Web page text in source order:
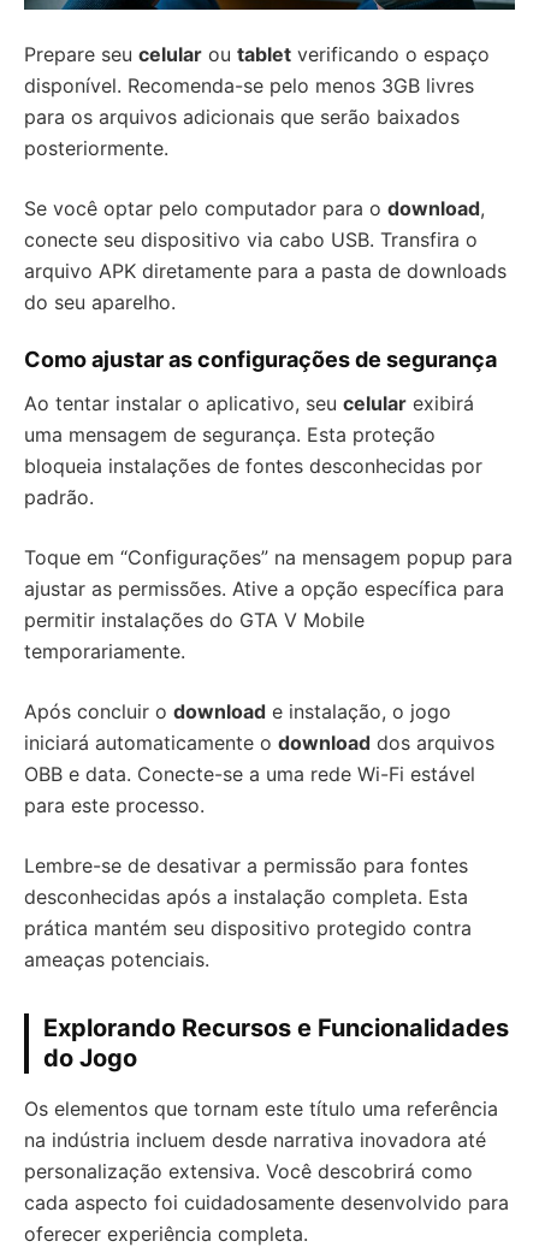
Prepare seu celular ou tablet verificando o espaço
disponível. Recomenda-se pelo menos 3GB livres
para os arquivos adicionais que serão baixados
posteriormente.
Se você optar pelo computador para o download,
conecte seu dispositivo via cabo USB. Transfira o
arquivo APK diretamente para a pasta de downloads
do seu aparelho.
Como ajustar as configurações de segurança
Ao tentar instalar o aplicativo, seu celular exibirá
uma mensagem de segurança. Esta proteção
bloqueia instalações de fontes desconhecidas por
padrão.
Toque em “Configurações” na mensagem popup para
ajustar as permissões. Ative a opção específica para
permitir instalações do GTA V Mobile
temporariamente.
Após concluir o download e instalação, o jogo
iniciará automaticamente o download dos arquivos
OBB e data. Conecte-se a uma rede Wi-Fi estável
para este processo.
Lembre-se de desativar a permissão para fontes
desconhecidas após a instalação completa. Esta
prática mantém seu dispositivo protegido contra
ameaças potenciais.
Explorando Recursos e Funcionalidades
do Jogo
Os elementos que tornam este título uma referência
na indústria incluem desde narrativa inovadora até
personalização extensiva. Você descobrirá como
cada aspecto foi cuidadosamente desenvolvido para
oferecer experiência completa.